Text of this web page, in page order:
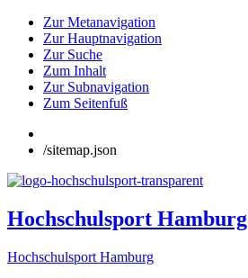
Zur Metanavigation
Zur Hauptnavigation
Zur Suche
Zum Inhalt
Zur Subnavigation
Zum Seitenfuß
/sitemap.json
Hochschulsport Hamburg
Hochschulsport Hamburg